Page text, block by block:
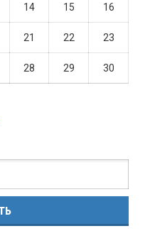
14 15 16
21 22 23
28 29 30